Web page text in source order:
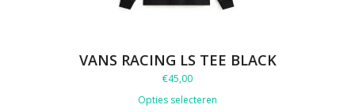
VANS RACING LS TEE BLACK
€45,00
Opties selecteren